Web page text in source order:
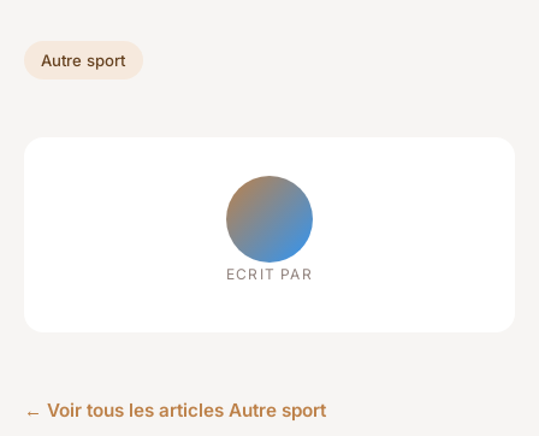
Autre sport
ECRIT PAR
← Voir tous les articles Autre sport